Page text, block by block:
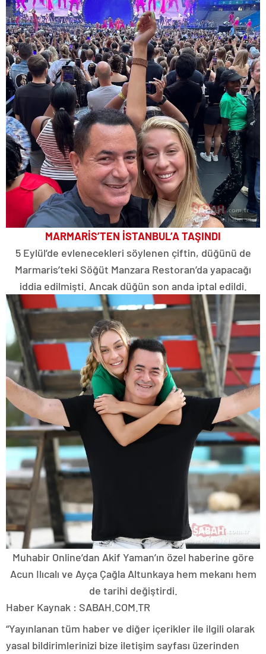
MARMARİS’TEN İSTANBUL’A TAŞINDI
5 Eylül’de evlenecekleri söylenen çiftin, düğünü de
Marmaris’teki Söğüt Manzara Restoran’da yapacağı
iddia edilmişti. Ancak düğün son anda iptal edildi.
Muhabir Online’dan Akif Yaman’ın özel haberine göre
Acun Ilıcalı ve Ayça Çağla Altunkaya hem mekanı hem
de tarihi değiştirdi.
Haber Kaynak : SABAH.COM.TR
“Yayınlanan tüm haber ve diğer içerikler ile ilgili olarak
yasal bildirimlerinizi bize iletişim sayfası üzerinden